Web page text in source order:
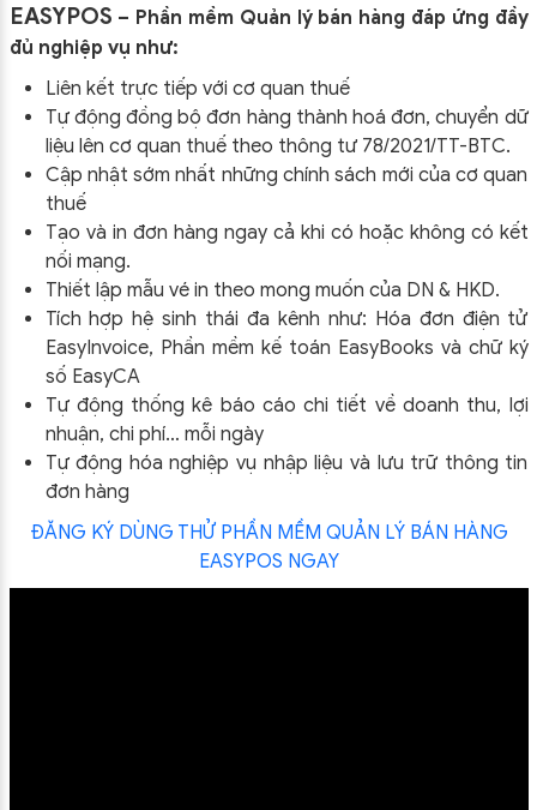
EASYPOS – Phần mềm Quản lý bán hàng đáp ứng đầy
đủ nghiệp vụ như:
Liên kết trực tiếp với cơ quan thuế
Tự động đồng bộ đơn hàng thành hoá đơn, chuyển dữ
liệu lên cơ quan thuế theo thông tư 78/2021/TT-BTC.
Cập nhật sớm nhất những chính sách mới của cơ quan
thuế
Tạo và in đơn hàng ngay cả khi có hoặc không có kết
nối mạng.
Thiết lập mẫu vé in theo mong muốn của DN & HKD.
Tích hợp hệ sinh thái đa kênh như: Hóa đơn điện tử
EasyInvoice, Phần mềm kế toán EasyBooks và chữ ký
số EasyCA
Tự động thống kê báo cáo chi tiết về doanh thu, lợi
nhuận, chi phí… mỗi ngày
Tự động hóa nghiệp vụ nhập liệu và lưu trữ thông tin
đơn hàng
ĐĂNG KÝ DÙNG THỬ PHẦN MỀM QUẢN LÝ BÁN HÀNG
EASYPOS NGAY